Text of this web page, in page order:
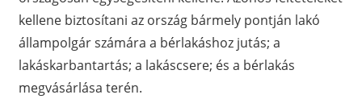
kellene biztosítani az ország bármely pontján lakó
állampolgár számára a bérlakáshoz jutás; a
lakáskarbantartás; a lakáscsere; és a bérlakás
megvásárlása terén.